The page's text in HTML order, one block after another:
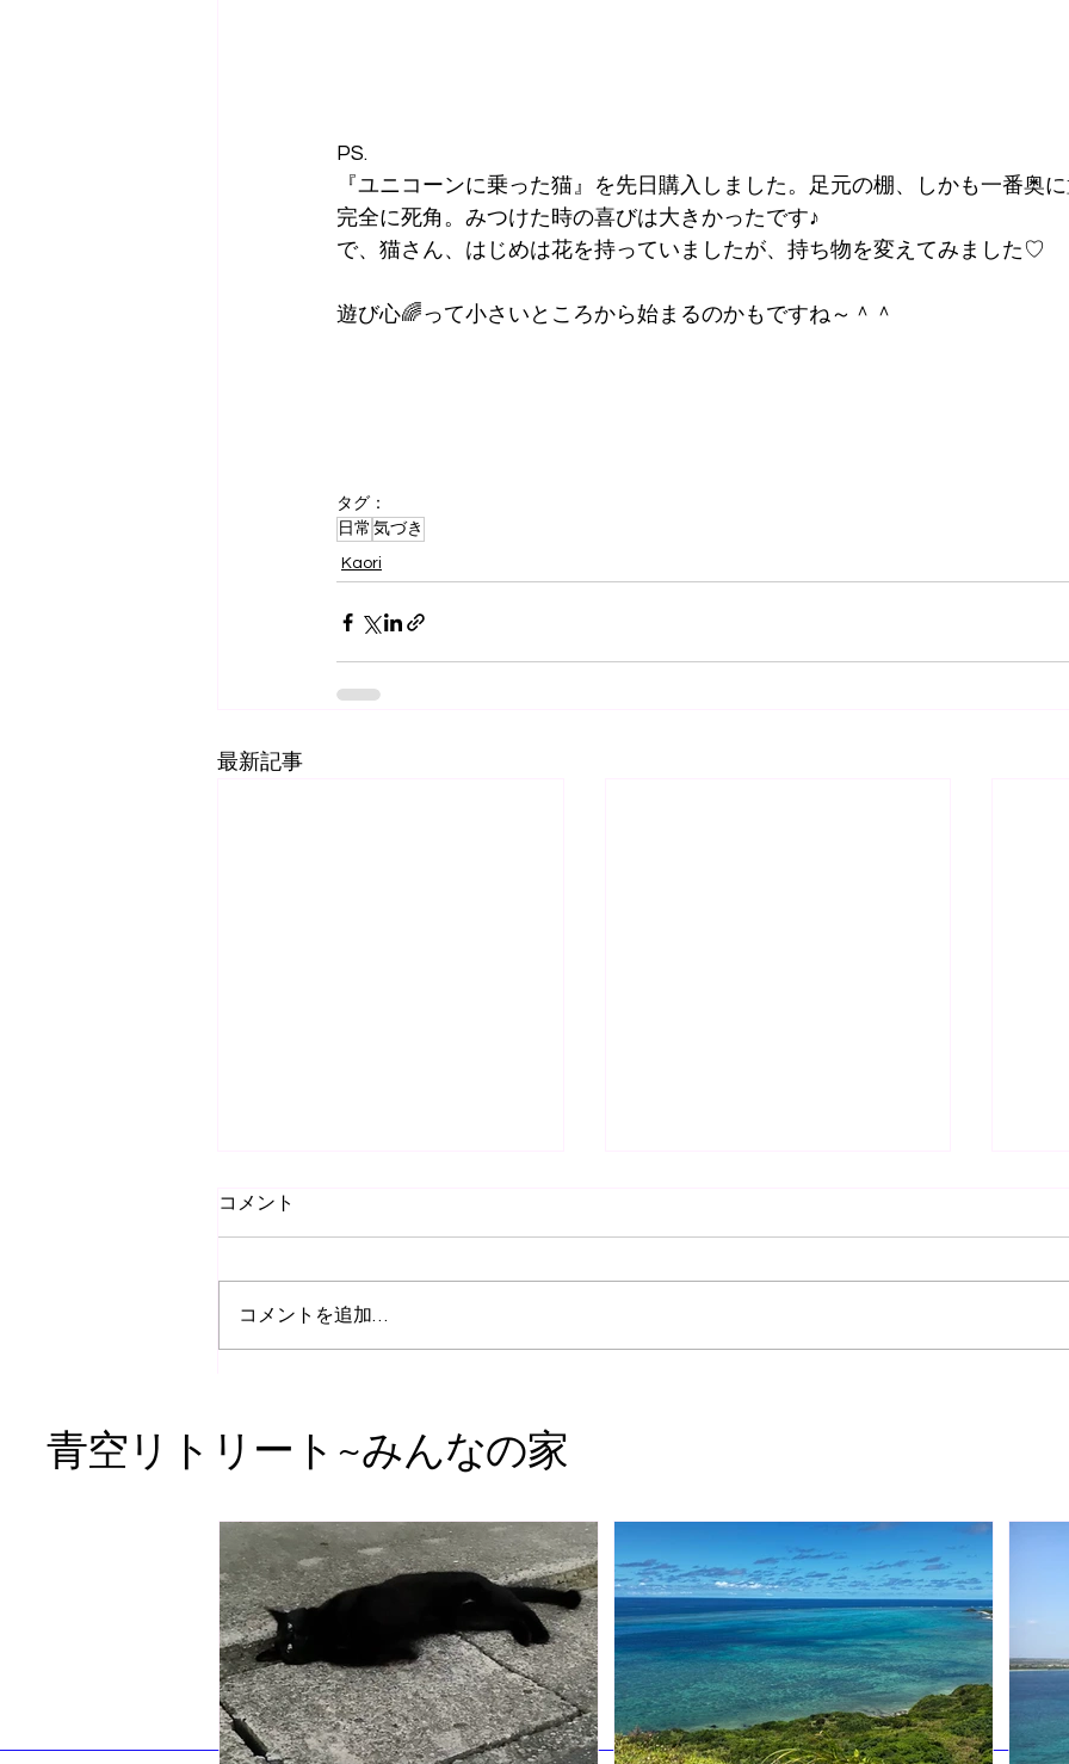
PS.
『ユニコーンに乗った猫』を先日購入しました。足元の棚、しかも一番奥
完全に死角。みつけた時の喜びは大きかったです♪
で、猫さん、はじめは花を持っていましたが、持ち物を変えてみました♡
遊び心🌈って小さいところから始まるのかもですね～＾＾
タグ：
日常 気づき
Kaori
最新記事
コメント
コメントを追加…
​青空リトリート~みんなの家